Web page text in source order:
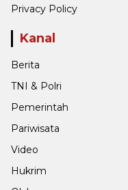
Privacy Policy
Kanal
Berita
TNI & Polri
Pemerintah
Pariwisata
Video
Hukrim